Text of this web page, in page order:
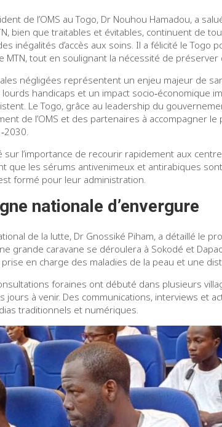
de l’OMS au Togo, Dr Nouhou Hamadou, a
bien que traitables et évitables, continuent de
inégalités d’accès aux soins. Il a félicité le Togo
MTN, tout en soulignant la nécessité de préserver
négligées représentent un enjeu majeur de
handicaps et un impact socio‑économique
Le Togo, grâce au leadership du
de l’OMS et des partenaires à accompagner
sur l’importance de recourir rapidement aux
que les sérums antivenimeux et antirabiques
formé pour leur administration.
nationale d’envergure
de la lutte, Dr Gnossiké Piham, a détaillé le
grande caravane se déroulera à Sokodé et
en charge des maladies de la peau et une
foraines ont débuté dans plusieurs
jours à venir. Des communications, interviews et
traditionnels et numériques.